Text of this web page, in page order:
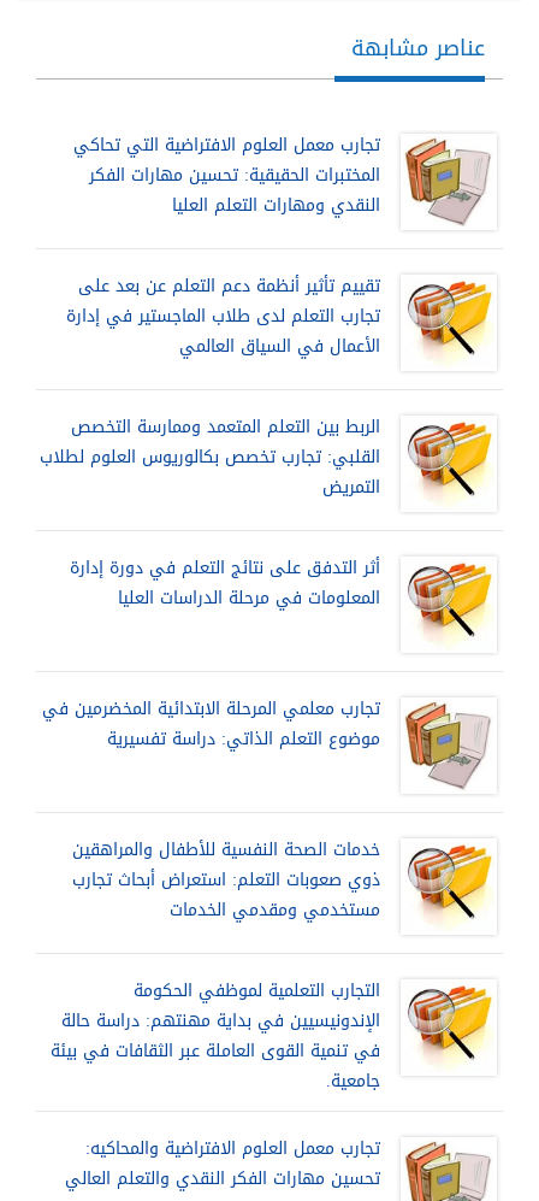
عناصر مشابهة
تجارب معمل العلوم الافتراضية التي تحاكي
المختبرات الحقيقية: تحسين مهارات الفكر
النقدي ومهارات التعلم العليا
تقييم تأثير أنظمة دعم التعلم عن بعد على
تجارب التعلم لدى طلاب الماجستير في إدارة
الأعمال في السياق العالمي
الربط بين التعلم المتعمد وممارسة التخصص
القلبي: تجارب تخصص بكالوريوس العلوم لطلاب
التمريض
أثر التدفق على نتائج التعلم في دورة إدارة
المعلومات في مرحلة الدراسات العليا
تجارب معلمي المرحلة الابتدائية المخضرمين في
موضوع التعلم الذاتي: دراسة تفسيرية
خدمات الصحة النفسية للأطفال والمراهقين
ذوي صعوبات التعلم: استعراض أبحاث تجارب
مستخدمي ومقدمي الخدمات
التجارب التعلمية لموظفي الحكومة
الإندونيسيين في بداية مهنتهم: دراسة حالة
في تنمية القوى العاملة عبر الثقافات في بيئة
جامعية.
تجارب معمل العلوم الافتراضية والمحاكيه:
تحسين مهارات الفكر النقدي والتعلم العالي